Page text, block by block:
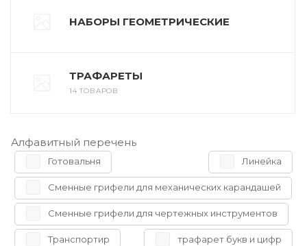
НАБОРЫ ГЕОМЕТРИЧЕСКИЕ
ТРАФАРЕТЫ
14 ТОВАРОВ
Алфавитный перечень
Готовальня Линейка
Сменные грифели для механических карандашей
Сменные грифели для чертежных инструментов
Транспортир трафарет букв и цифр